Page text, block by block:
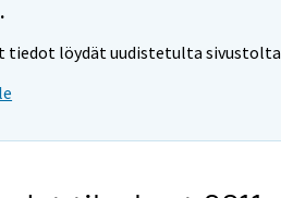
tiedot löydät uudistetulta